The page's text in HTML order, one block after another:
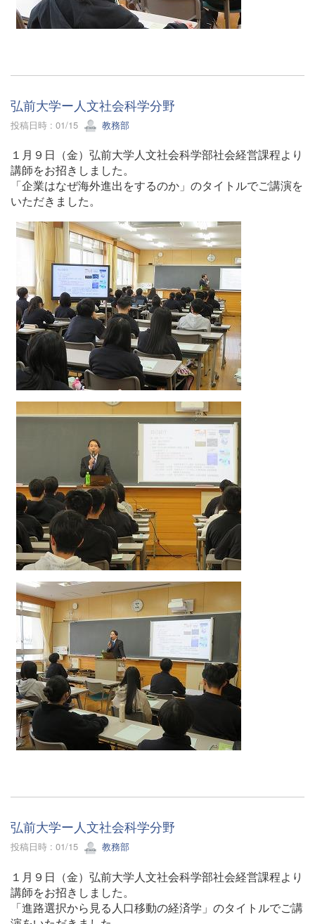
弘前大学ー人文社会科学分野
投稿日時 : 01/15 教務部
１月９日（金）弘前大学人文社会科学部社会経営課程より
講師をお招きしました。
「企業はなぜ海外進出をするのか」のタイトルでご講演を
いただきました。
弘前大学ー人文社会科学分野
投稿日時 : 01/15 教務部
１月９日（金）弘前大学人文社会科学部社会経営課程より
講師をお招きしました。
「進路選択から見る人口移動の経済学」のタイトルでご講